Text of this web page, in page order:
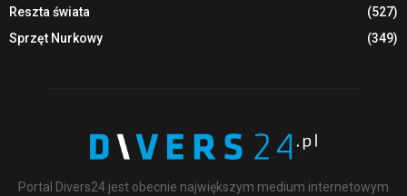
Reszta świata
(527)
Sprzęt Nurkowy
(349)
Portal Divers24 jest obecnie największym medium internetowym